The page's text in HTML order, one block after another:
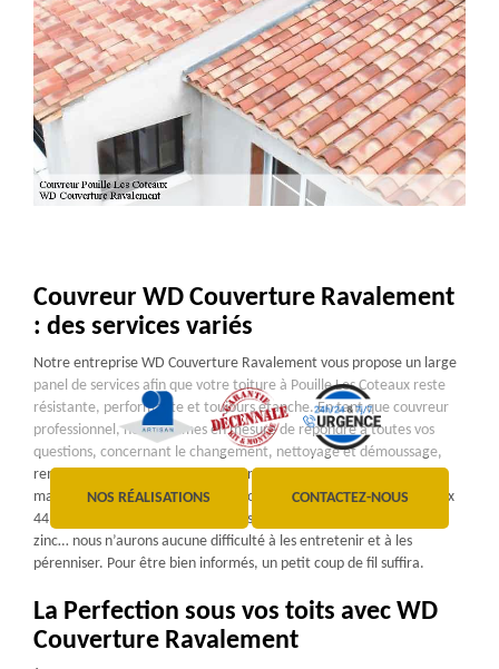
NOS RÉALISATIONS CONTACTEZ-NOUS
Couvreur WD Couverture Ravalement
: des services variés
Notre entreprise WD Couverture Ravalement vous propose un large
panel de services afin que votre toiture à Pouille Les Coteaux reste
résistante, performante et toujours étanche. En tant que couvreur
professionnel, nous sommes en mesure de répondre à toutes vos
questions, concernant le changement, nettoyage et démoussage,
remaniement, urgence fuite, réparation, isolation, peinture,
maintenance et la rénovation de votre toiture à Pouille Les Coteaux
44522. Toiture en tôle, tuile, ardoise, bac acier, chaume, shingle,
zinc… nous n’aurons aucune difficulté à les entretenir et à les
pérenniser. Pour être bien informés, un petit coup de fil suffira.
La Perfection sous vos toits avec WD
Couverture Ravalement